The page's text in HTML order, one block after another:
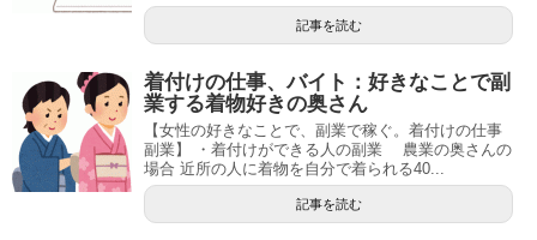
記事を読む
着付けの仕事、バイト：好きなことで副
業する着物好きの奥さん
【女性の好きなことで、副業で稼ぐ。着付けの仕事
副業】 ・着付けができる人の副業 農業の奥さんの
場合 近所の人に着物を自分で着られる40...
記事を読む